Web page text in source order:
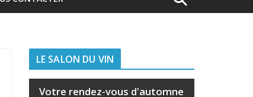
LE SALON DU VIN
Votre rendez-vous d'automne